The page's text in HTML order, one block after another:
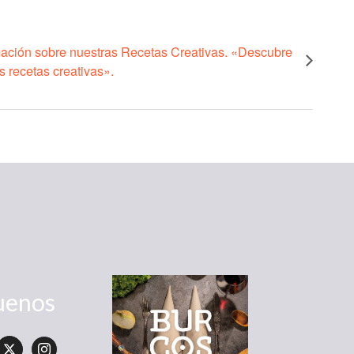
sobre nuestras Recetas Creativas. «Descubre
recetas creativas».